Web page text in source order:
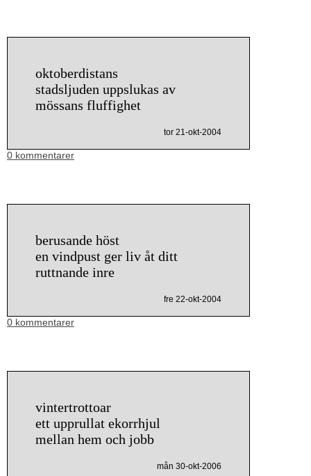
oktoberdistans
stadsljuden uppslukas av
mössans fluffighet
tor 21-okt-2004
0 kommentarer
berusande höst
en vindpust ger liv åt ditt
ruttnande inre
fre 22-okt-2004
0 kommentarer
vintertrottoar
ett upprullat ekorrhjul
mellan hem och jobb
mån 30-okt-2006